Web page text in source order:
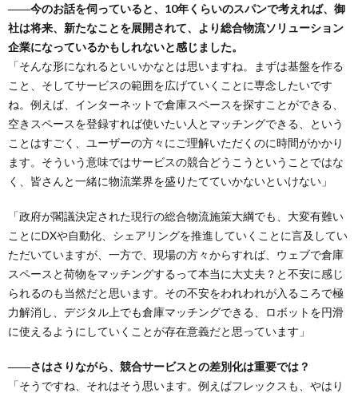
――今のお話を伺っていると、10年くらいのスパンで考えれば、御
社は将来、新たなことを展開されて、より総合物流ソリューション
企業になっているかもしれないと感じました。
「そんな形になれるといいかなとは思いますね。まずは基盤を作る
こと、そしてサービスの範囲を広げていくことに専念したいです
ね。例えば、インターネットで倉庫スペースを探すことができる、
空きスペースを登録すれば使いたい人とマッチングできる、という
ことはすごく、ユーザーの方々にご理解いただくのに時間がかかり
ます。そういう意味ではサービスの競合どうこうということではな
く、皆さんと一緒に物流業界を盛りたてていかないといけない」
「政府が閣議決定された現行の総合物流施策大綱でも、大変有難い
ことにDXや自動化、シェアリングを推進していくことに言及してい
ただいていますが、一方で、現場の方々からすれば、ウェブで倉庫
スペースと荷物をマッチングするって本当に大丈夫？と不安に感じ
られるのも当然だと思います。その不安をわれわれが入るころで極
力解消し、デジタル上でも倉庫マッチングできる、ロボットを円滑
に使えるようにしていくことが存在意義だと思っています」
――さはさりながら、競合サービスとの差別化は重要では？
「そうですね、それはそう思います。例えばフレックスも、やはり